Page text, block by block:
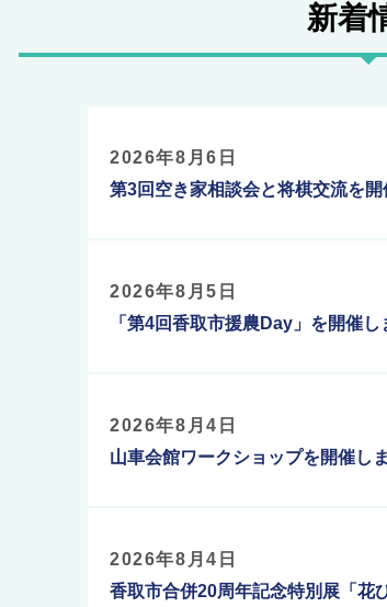
着
新着
2026年8月6日
第3回空き家相談会と将棋交流を開
2026年8月5日
「第4回香取市援農Day」を開催
2026年8月4日
山車会館ワークショップを開催し
2026年8月4日
香取市合併20周年記念特別展「